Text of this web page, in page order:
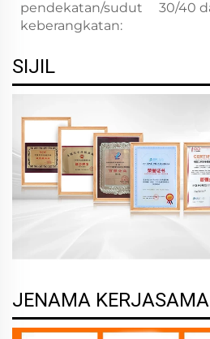
pendekatan/sudut
keberangkatan:
30/40
SIJIL
JENAMA KERJASAMA